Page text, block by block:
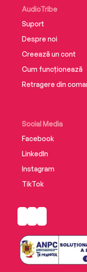
AudioTribe
Suport
Despre noi
Creează un cont
Cum funcționează
Retragere din
Social Media
Facebook
LinkedIn
Instagram
TikTok